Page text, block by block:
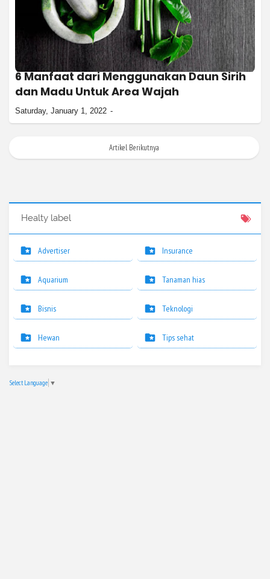
6 Manfaat dari Menggunakan Daun Sirih
dan Madu Untuk Area Wajah
Saturday, January 1, 2022
Artikel Berikutnya
Healty label
Advertiser
Aquarium
Bisnis
Hewan
Insurance
Tanaman hias
Teknologi
Tips sehat
Select Language ▼